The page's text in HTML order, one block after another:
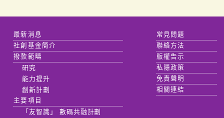
最新消息
社創基金簡介
撥款範疇
研究
能力提升
創新計劃
主要項目
「友智識」 數碼共融計劃
常見問題
聯絡方法
版權告示
私隱政策
免責聲明
相關連結